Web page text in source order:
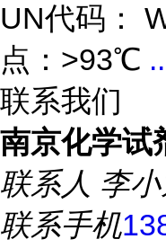
UN代码：
点：>93℃
联系我们
南京化学试
联系人 李
联系手机